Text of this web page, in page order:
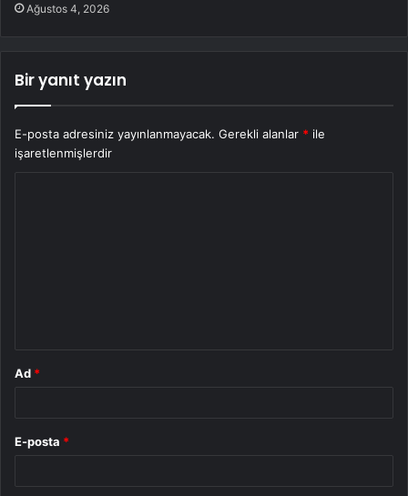
Ağustos 4, 2026
Bir yanıt yazın
E-posta adresiniz yayınlanmayacak. Gerekli alanlar * ile
işaretlenmişlerdir
Ad *
E-posta *